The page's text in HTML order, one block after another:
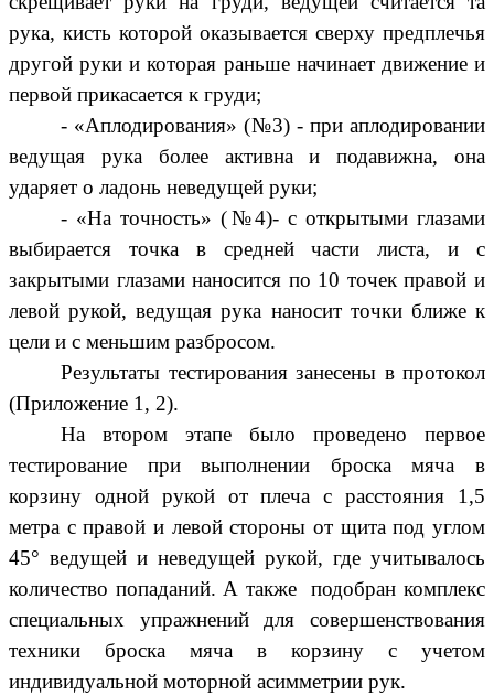
рука, кисть которой оказывается сверху предплечья
другой руки и которая раньше начинает движение и
первой прикасается к груди;
- «Аплодирования» (№3) - при аплодировании
ведущая рука более активна и подавижна, она
ударяет о ладонь неведущей руки;
- «На точность» (№4)- с открытыми глазами
выбирается точка в средней части листа, и с
закрытыми глазами наносится по 10 точек правой и
левой рукой, ведущая рука наносит точки ближе к
цели и с меньшим разбросом.
Результаты тестирования занесены в протокол
(Приложение 1, 2).
На втором этапе было проведено первое
тестирование при выполнении броска мяча в
корзину одной рукой от плеча с расстояния 1,5
метра с правой и левой стороны от щита под углом
45° ведущей и неведущей рукой, где учитывалось
количество попаданий. А также подобран комплекс
специальных упражнений для совершенствования
техники броска мяча в корзину с учетом
индивидуальной моторной асимметрии рук.